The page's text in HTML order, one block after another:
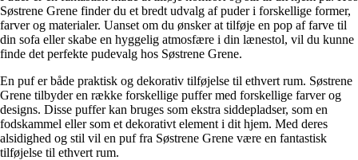
Søstrene Grene finder du et bredt udvalg af puder i forskellige former,
farver og materialer. Uanset om du ønsker at tilføje en pop af farve til
din sofa eller skabe en hyggelig atmosfære i din lænestol, vil du kunne
finde det perfekte pudevalg hos Søstrene Grene.
En puf er både praktisk og dekorativ tilføjelse til ethvert rum. Søstrene
Grene tilbyder en række forskellige puffer med forskellige farver og
designs. Disse puffer kan bruges som ekstra siddepladser, som en
fodskammel eller som et dekorativt element i dit hjem. Med deres
alsidighed og stil vil en puf fra Søstrene Grene være en fantastisk
tilføjelse til ethvert rum.